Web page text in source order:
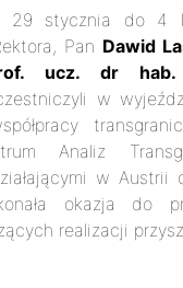
29 stycznia do 4
Pan Dawid
ucz. dr hab.
w
Analiz
w Austrii
okazja do
realizacji